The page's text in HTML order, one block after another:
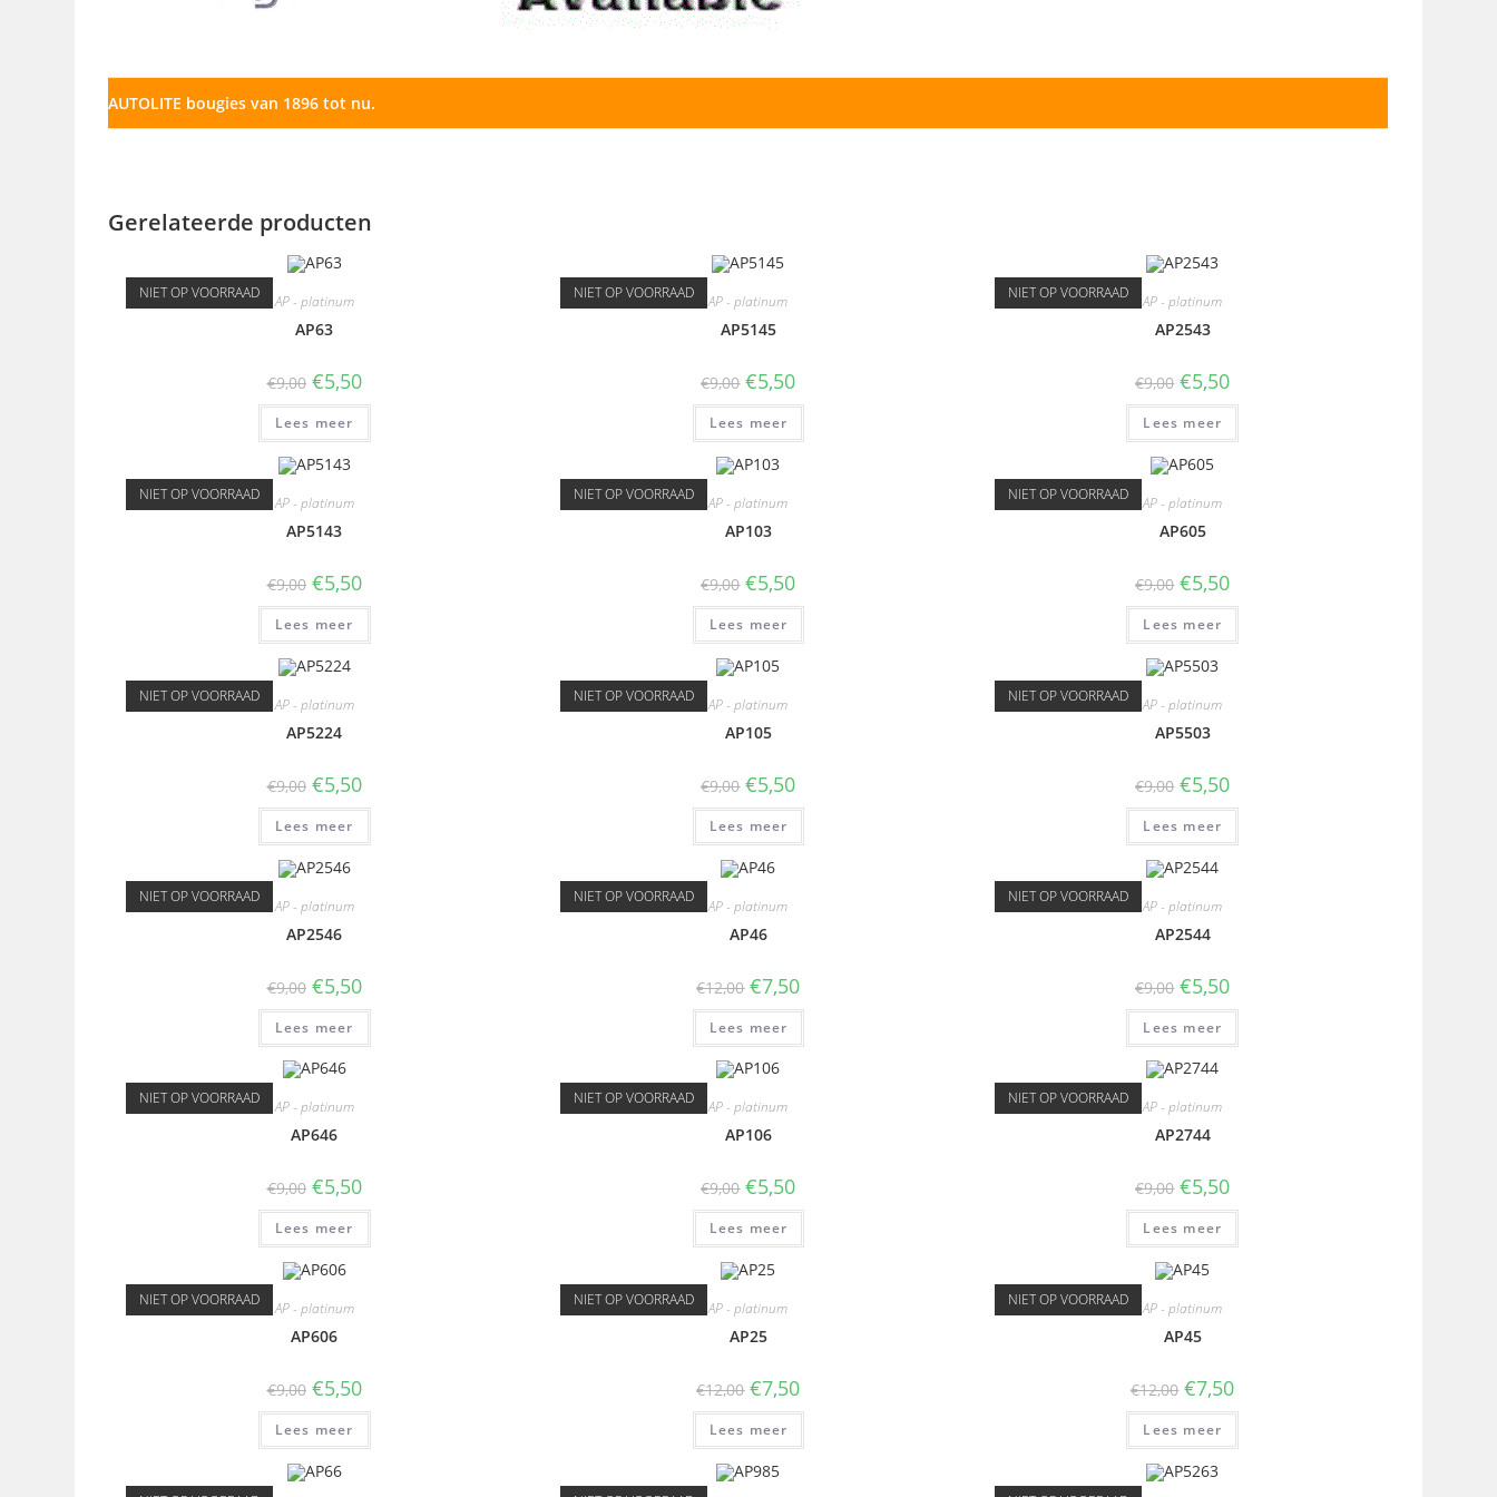
AUTOLITE bougies van 1896 tot nu.
Gerelateerde producten
NIET OP VOORRAAD AP - platinum
AP63
€9,00 €5,50
Lees meer
NIET OP VOORRAAD AP - platinum
AP5145
€9,00 €5,50
Lees meer
NIET OP VOORRAAD AP - platinum
AP2543
€9,00 €5,50
Lees meer
NIET OP VOORRAAD AP - platinum
AP5143
€9,00 €5,50
Lees meer
NIET OP VOORRAAD AP - platinum
AP103
€9,00 €5,50
Lees meer
NIET OP VOORRAAD AP - platinum
AP605
€9,00 €5,50
Lees meer
NIET OP VOORRAAD AP - platinum
AP5224
€9,00 €5,50
Lees meer
NIET OP VOORRAAD AP - platinum
AP105
€9,00 €5,50
Lees meer
NIET OP VOORRAAD AP - platinum
AP5503
€9,00 €5,50
Lees meer
NIET OP VOORRAAD AP - platinum
AP2546
€9,00 €5,50
Lees meer
NIET OP VOORRAAD AP - platinum
AP46
€12,00 €7,50
Lees meer
NIET OP VOORRAAD AP - platinum
AP2544
€9,00 €5,50
Lees meer
NIET OP VOORRAAD AP - platinum
AP646
€9,00 €5,50
Lees meer
NIET OP VOORRAAD AP - platinum
AP106
€9,00 €5,50
Lees meer
NIET OP VOORRAAD AP - platinum
AP2744
€9,00 €5,50
Lees meer
NIET OP VOORRAAD AP - platinum
AP606
€9,00 €5,50
Lees meer
NIET OP VOORRAAD AP - platinum
AP25
€12,00 €7,50
Lees meer
NIET OP VOORRAAD AP - platinum
AP45
€12,00 €7,50
Lees meer